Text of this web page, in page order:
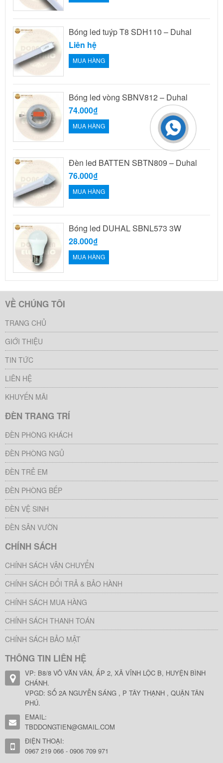
Bóng led tuýp T8 SDH110 – Duhal
Liên hệ
MUA HÀNG
Bóng led vòng SBNV812 – Duhal
74.000₫
MUA HÀNG
Đèn led BATTEN SBTN809 – Duhal
76.000₫
MUA HÀNG
Bóng led DUHAL SBNL573 3W
28.000₫
MUA HÀNG
VỀ CHÚNG TÔI
TRANG CHỦ
GIỚI THIỆU
TIN TỨC
LIÊN HỆ
KHUYẾN MÃI
ĐÈN TRANG TRÍ
ĐÈN PHÒNG KHÁCH
ĐÈN PHÒNG NGỦ
ĐÈN TRẺ EM
ĐÈN PHÒNG BẾP
ĐÈN VỆ SINH
ĐÈN SÂN VƯỜN
CHÍNH SÁCH
CHÍNH SÁCH VẬN CHUYỂN
CHÍNH SÁCH ĐỔI TRẢ & BẢO HÀNH
CHÍNH SÁCH MUA HÀNG
CHÍNH SÁCH THANH TOÁN
CHÍNH SÁCH BẢO MẬT
THÔNG TIN LIÊN HỆ
VP: B8/8 VÕ VĂN VÂN, ẤP 2, XÃ VĨNH LỘC B, HUYỆN BÌNH
CHÁNH.
VPGD: SỐ 2A NGUYỄN SÁNG , P TÂY THẠNH , QUẬN TÂN
PHÚ.
EMAIL:
TBDDONGTIEN@GMAIL.COM
ĐIỆN THOẠI:
0967 219 066 - 0906 709 971